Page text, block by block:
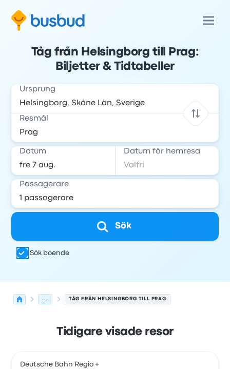
Tåg från Helsingborg till Prag:
Biljetter & Tidtabeller
Ursprung
Resmål
Datum Datum för hemresa
Passagerare
Sök
Sök boende
... TÅG FRÅN HELSINGBORG TILL PRAG
Tidigare visade resor
Deutsche Bahn Regio +